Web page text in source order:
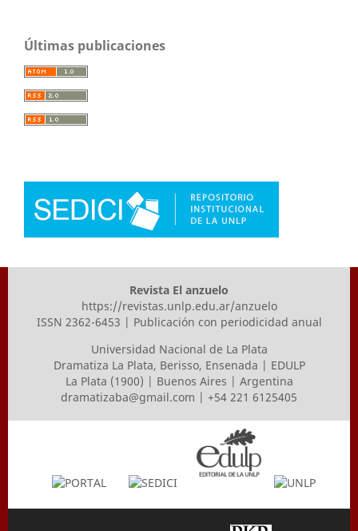
Últimas publicaciones
Revista El anzuelo
https://revistas.unlp.edu.ar/anzuelo
ISSN 2362-6453 | Publicación con periodicidad anual
Universidad Nacional de La Plata
Dramatiza La Plata, Berisso, Ensenada | EDULP
La Plata (1900) | Buenos Aires | Argentina
dramatizaba@gmail.com | +54 221 6125405